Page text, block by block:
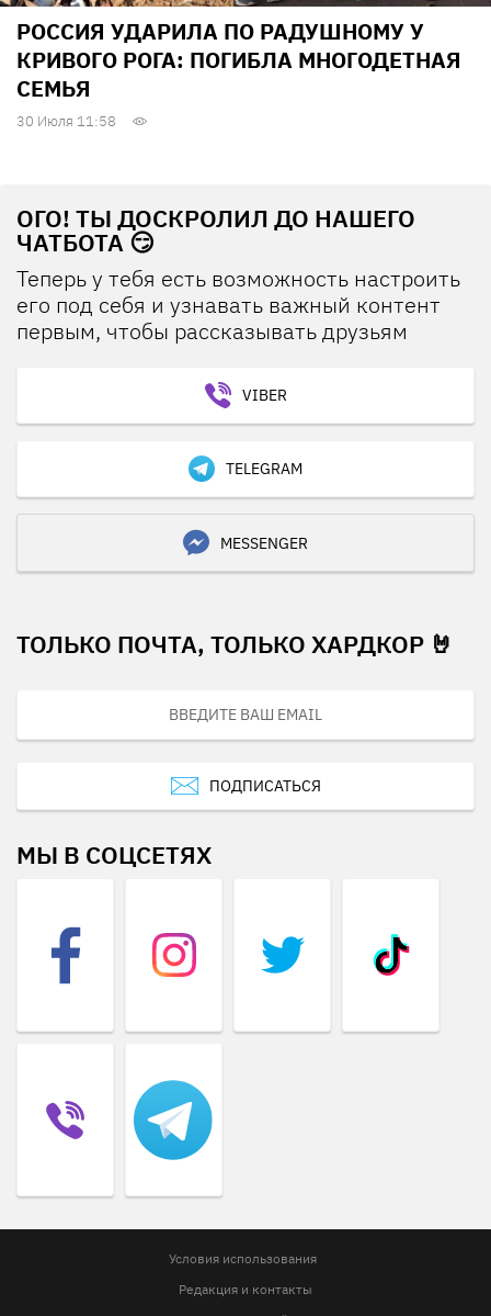
РОССИЯ УДАРИЛА ПО РАДУШНОМУ У
КРИВОГО РОГА: ПОГИБЛА МНОГОДЕТНАЯ
СЕМЬЯ
30 Июля 11:58
ОГО! ТЫ ДОСКРОЛИЛ ДО НАШЕГО
ЧАТБОТА 😏
Теперь у тебя есть возможность настроить
его под себя и узнавать важный контент
первым, чтобы рассказывать друзьям
VIBER
TELEGRAM
MESSENGER
ТОЛЬКО ПОЧТА, ТОЛЬКО ХАРДКОР 🤘
ПОДПИСАТЬСЯ
МЫ В СОЦСЕТЯХ
Условия использования
Редакция и контакты